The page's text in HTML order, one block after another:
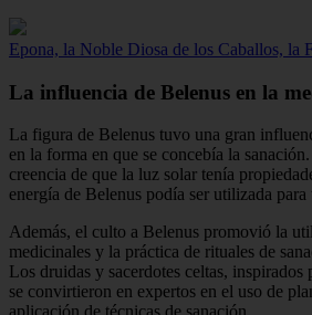
Epona, la Noble Diosa de los Caballos, la
La influencia de Belenus en la
La figura de Belenus tuvo una gran
en la forma en que se concebía la
creencia de que la luz solar tenía
energía de Belenus podía ser utilizada para
Además, el culto a Belenus promovió la
medicinales y la práctica de rituales de
Los druidas y sacerdotes celtas,
se convirtieron en expertos en el uso de